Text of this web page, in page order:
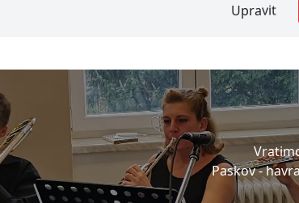
Paskov -
Upravit